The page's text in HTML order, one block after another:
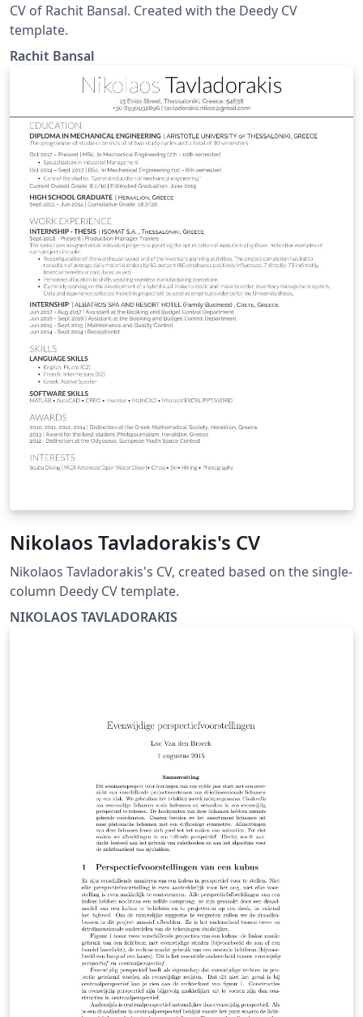
CV of Rachit Bansal. Created with the Deedy CV
template.
Rachit Bansal
Nikolaos Tavladorakis's CV
Nikolaos Tavladorakis's CV, created based on the single-
column Deedy CV template.
NIKOLAOS TAVLADORAKIS